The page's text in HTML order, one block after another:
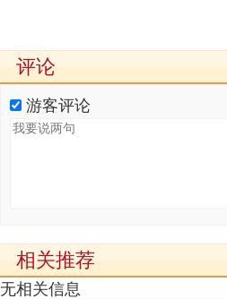
评论
游客评论
相关推荐
无相关信息